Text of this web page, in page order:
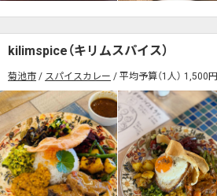
kilimspice（キリムスパイス）
菊池市 スパイスカレー 平均予算（1人） 1,500円